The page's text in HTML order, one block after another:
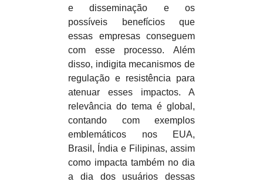
e disseminação e os
possíveis benefícios que
essas empresas conseguem
com esse processo. Além
disso, indigita mecanismos de
regulação e resistência para
atenuar esses impactos. A
relevância do tema é global,
contando com exemplos
emblemáticos nos EUA,
Brasil, Índia e Filipinas, assim
como impacta também no dia
a dia dos usuários dessas